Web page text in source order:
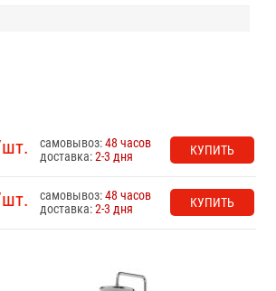
самовывоз:48 часов
доставка:2-3 дня КУПИТЬ
самовывоз:48 часов
доставка:2-3 дня КУПИТЬ